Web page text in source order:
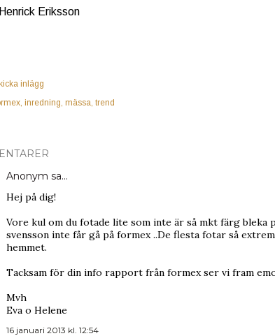
Eriksson
inlägg
inredning mässa trend
Anonym sa…
Hej på dig!
Vore kul om du fotade lite som inte är så mkt färg bleka
svensson inte får gå på formex ..De flesta fotar så
hemmet.
Tacksam för din info rapport från formex ser vi fram
Mvh
Eva o Helene
16 januari 2013 kl. 12:54